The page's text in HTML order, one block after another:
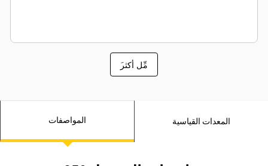
َمِّل أكثر
المواصفات المعدات القياسية